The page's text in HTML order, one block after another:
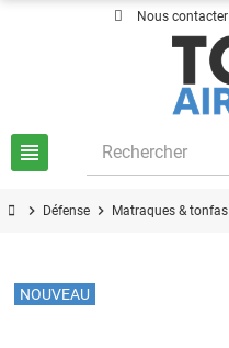
Nous contacter
view_headline
chevron_right Défense chevron_right Matraques & tonfas
NOUVEAU